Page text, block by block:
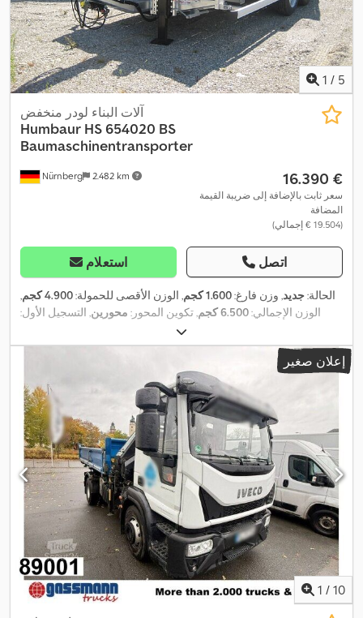
1 / 5
Nürnberg 2.482 km
آلات البناء لودر منخفض
Humbaur HS 654020 BS
Baumaschinentransporter
‏16.390 €
سعر ثابت بالإضافة إلى ضريبة القيمة
المضافة
(‏19.504 € إجمالي)
استعلام اتصل
الحالة:جديد, وزن فارغ:1.600 كجم , الوزن الأقصى للحمولة:4.900 كجم
,
الوزن الإجمالي:6.500 كجم , تكوين المحور: محورين, التسجيل الأول:
, طول مساحة التحميل:
2.000 مم
, ارتفاع مساحة التحميل:330 مم , تعليق:آخر, مقاس الإطار:
, قاعدة العجلات:
نظام الفرامل المانعة للانغلاق (ABS),
إعلان صغير
1 / 10